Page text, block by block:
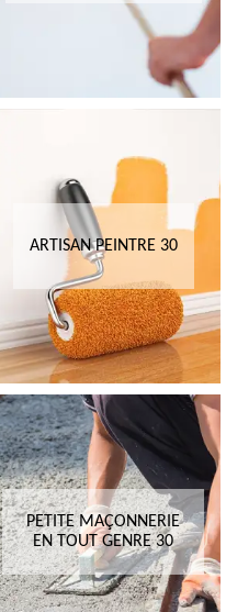
ARTISAN PEINTRE 30
PETITE MAÇONNERIE
EN TOUT GENRE 30